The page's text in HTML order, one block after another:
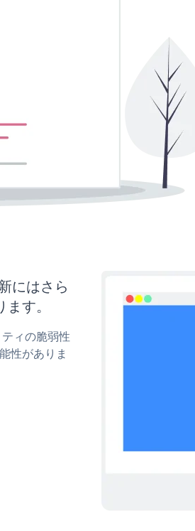
にはさら
す。
ィの脆弱性
性がありま